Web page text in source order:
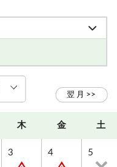
木 金 土
3 4 5